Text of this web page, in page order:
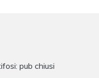
pub chiusi